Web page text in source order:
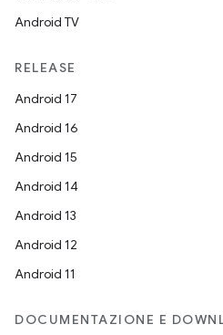
Android TV
RELEASE
Android 17
Android 16
Android 15
Android 14
Android 13
Android 12
Android 11
DOCUMENTAZIONE E